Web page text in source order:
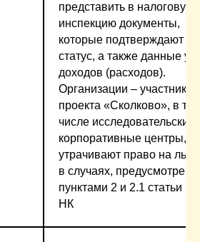
представить в налоговую
инспекцию документы,
которые подтверждают их
статус, а также данные
доходов (расходов).
Организации – участники
проекта «Сколково», в
числе исследовательские
корпоративные центры,
утрачивают право на
в случаях,
пунктами 2 и 2.1 статьи
НК